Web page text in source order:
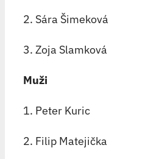
2. Sára Šimeková
3. Zoja Slamková
Muži
1. Peter Kuric
2. Filip Matejička